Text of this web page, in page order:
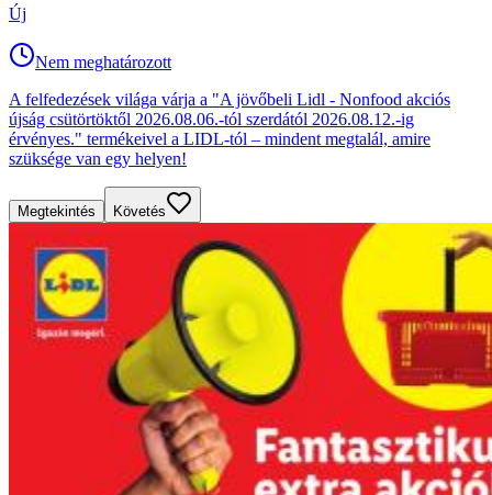
Új
Nem meghatározott
A felfedezések világa várja a "A jövőbeli Lidl - Nonfood akciós
újság csütörtöktől 2026.08.06.-tól szerdától 2026.08.12.-ig
érvényes." termékeivel a LIDL-tól – mindent megtalál, amire
szüksége van egy helyen!
Megtekintés Követés